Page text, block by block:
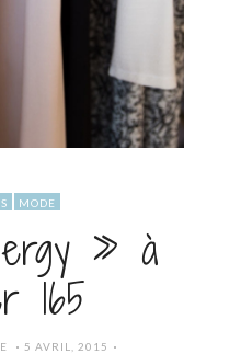
MODE
» à
165
POSTED
5 AVRIL, 2015